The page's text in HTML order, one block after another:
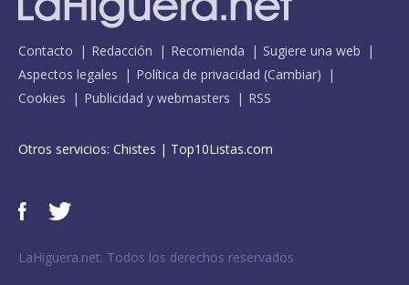
Contacto Redacción Recomienda
Sugiere una web
Aspectos legales
Política de privacidad (Cambiar)
Cookies
Publicidad y webmasters RSS
Otros servicios: Chistes | Top10Listas.com
LaHiguera.net. Todos los derechos reservados